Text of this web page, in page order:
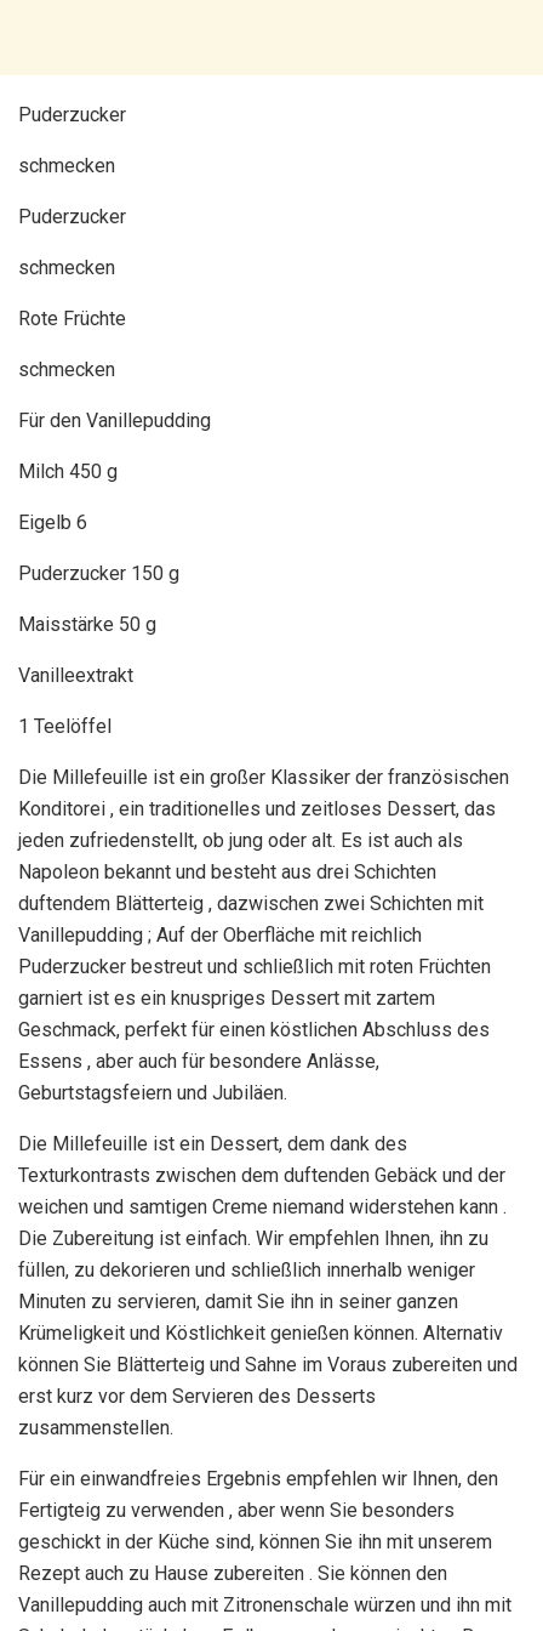
Puderzucker
schmecken
Puderzucker
schmecken
Rote Früchte
schmecken
Für den Vanillepudding
Milch 450 g
Eigelb 6
Puderzucker 150 g
Maisstärke 50 g
Vanilleextrakt
1 Teelöffel
Die Millefeuille ist ein großer Klassiker der französischen
Konditorei , ein traditionelles und zeitloses Dessert, das
jeden zufriedenstellt, ob jung oder alt. Es ist auch als
Napoleon bekannt und besteht aus drei Schichten
duftendem Blätterteig , dazwischen zwei Schichten mit
Vanillepudding ; Auf der Oberfläche mit reichlich
Puderzucker bestreut und schließlich mit roten Früchten
garniert ist es ein knuspriges Dessert mit zartem
Geschmack, perfekt für einen köstlichen Abschluss des
Essens , aber auch für besondere Anlässe,
Geburtstagsfeiern und Jubiläen.
Die Millefeuille ist ein Dessert, dem dank des
Texturkontrasts zwischen dem duftenden Gebäck und der
weichen und samtigen Creme niemand widerstehen kann .
Die Zubereitung ist einfach. Wir empfehlen Ihnen, ihn zu
füllen, zu dekorieren und schließlich innerhalb weniger
Minuten zu servieren, damit Sie ihn in seiner ganzen
Krümeligkeit und Köstlichkeit genießen können. Alternativ
können Sie Blätterteig und Sahne im Voraus zubereiten und
erst kurz vor dem Servieren des Desserts
zusammenstellen.
Für ein einwandfreies Ergebnis empfehlen wir Ihnen, den
Fertigteig zu verwenden , aber wenn Sie besonders
geschickt in der Küche sind, können Sie ihn mit unserem
Rezept auch zu Hause zubereiten . Sie können den
Vanillepudding auch mit Zitronenschale würzen und ihn mit